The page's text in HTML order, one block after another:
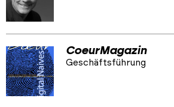
CoeurMagazin
Geschäftsführung